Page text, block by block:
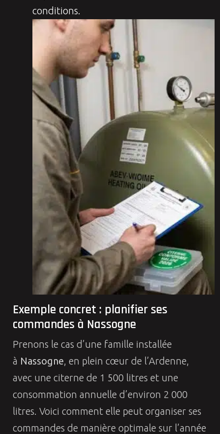
conditions.
Exemple concret : planifier ses
commandes à Nassogne
Prenons le cas d’une famille installée
à Nassogne , en plein cœur de l’Ardenne,
avec une citerne de 1 500 litres et une
consommation annuelle d’environ 2 000
litres. Voici comment elle peut organiser ses
commandes de manière optimale sur l’année